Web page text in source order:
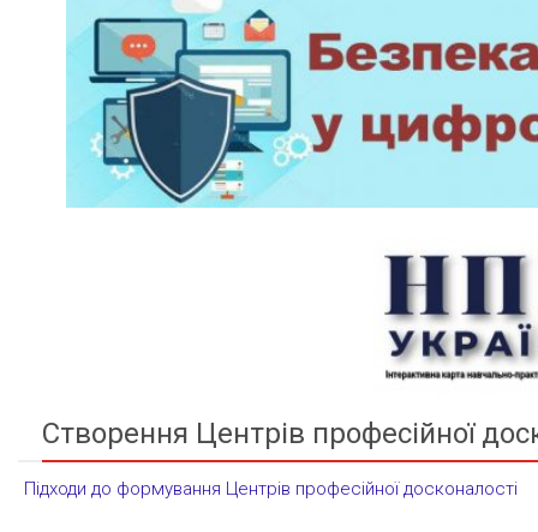
Створення Центрів професійної
Підходи до формування Центрів професійної досконалості